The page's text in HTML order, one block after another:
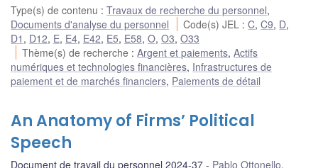
Type(s) de contenu : Travaux de recherche du personnel,
Documents d'analyse du personnel
Code(s) JEL :C,C9, D,
D1 , D12, E, E4, E42, E5, E58, O, O3, O33
Thème(s) de recherche :Argent et paiements,Actifs
numériques et technologies financières, Infrastructures de
paiement et de marchés financiers, Paiements de détail
An Anatomy of Firms’ Political
Speech
Document de travail du personnel 2024-37 Pablo Ottonello,